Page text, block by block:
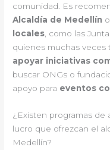
comunidad. Es
Alcaldía de Medellín o
locales , como las
quienes muchas veces
apoyar iniciativas
buscar ONGs o
apoyo para eventos
¿Existen programas de
lucro que ofrezcan el
Medellín?